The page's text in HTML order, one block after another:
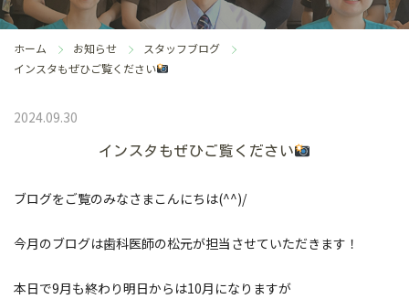
ホーム お知らせ
スタッフブログ
インスタもぜひご覧ください
2024.09.30
インスタもぜひご覧ください
ブログをご覧のみなさまこんにちは(^^)/
今月のブログは歯科医師の松元が担当させていただきます！
本日で9月も終わり明日からは10月になりますが